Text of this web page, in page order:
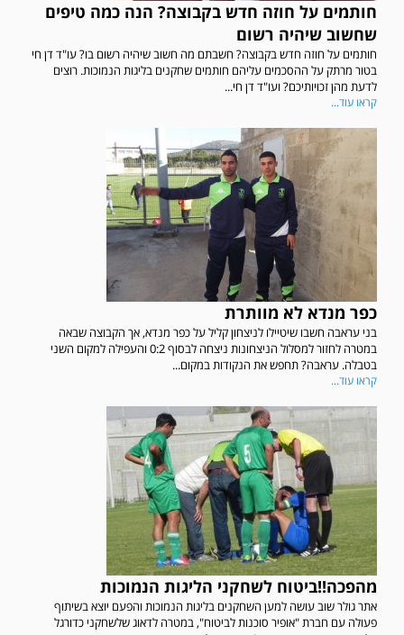
חותמים על חוזה חדש בקבוצה? הנה כמה טיפים
שחשוב שיהיה רשום
חותמים על חוזה חדש בקבוצה? חשבתם מה חשוב שיהיה רשום בו? עו"ד דן חי
בטור מרתק על ההסכמים עליהם חותמים שחקנים בליגות הנמוכות. רוצים
לדעת מהן זכויותיכם? ועו"ד דן חי...
קראו עוד...
כפר מנדא לא מוותרת
בני עראבה חשבו שיטיילו לניצחון קליל על כפר מנדא, אך הקבוצה שבאה
במטרה לחזור למסלול הניצחונות ניצחה לבסוף 0:2 והעפילה למקום השני
בטבלה. עראבה? תחפש את הנקודות במקום...
קראו עוד...
מהפכה!!ביטוח לשחקני הליגות הנמוכות
אתר גולר שוב עושה למען השחקנים בליגות הנמוכות והפעם יוצא בשיתוף
פעולה עם חברת "אופיר סוכנות לביטוח", במטרה לדאוג שלשחקני כדורגל